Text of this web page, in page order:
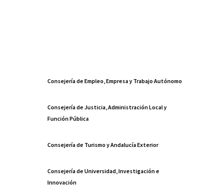
Consejería de Empleo, Empresa y Trabajo Autónomo
Consejería de Justicia, Administración Local y
Función Pública
Consejería de Turismo y Andalucía Exterior
Consejería de Universidad, Investigación e
Innovación